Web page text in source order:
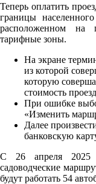
Теперь оплатить
границы
расположенном на
тарифные зоны.
На экране
из которой
которую
стоимость
При ошибке
«Изменить
Далее
банковскую
С 26 апреля 2025
садоводческие
будут работать 54